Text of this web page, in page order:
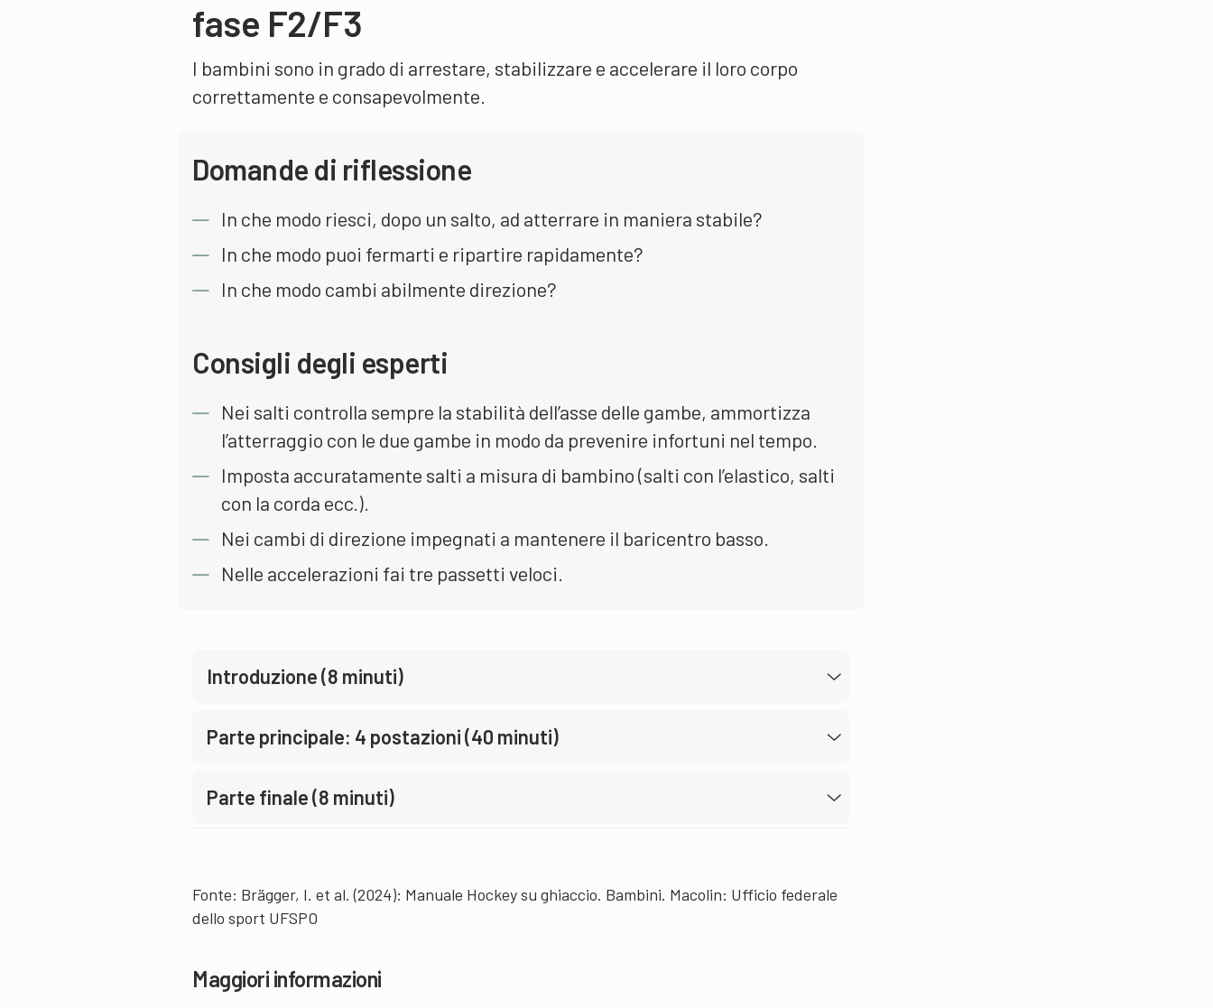
fase F2/F3
I bambini sono in grado di arrestare, stabilizzare e accelerare il loro corpo
correttamente e consapevolmente.
Domande di riflessione
In che modo riesci, dopo un salto, ad atterrare in maniera stabile?
In che modo puoi fermarti e ripartire rapidamente?
In che modo cambi abilmente direzione?
Consigli degli esperti
Nei salti controlla sempre la stabilità dell’asse delle gambe, ammortizza
l’atterraggio con le due gambe in modo da prevenire infortuni nel tempo.
Imposta accuratamente salti a misura di bambino (salti con l’elastico, salti
con la corda ecc.).
Nei cambi di direzione impegnati a mantenere il baricentro basso.
Nelle accelerazioni fai tre passetti veloci.
Introduzione (8 minuti)
Parte principale: 4 postazioni (40 minuti)
Parte finale (8 minuti)
Fonte: Brägger, I. et al. (2024): Manuale Hockey su ghiaccio. Bambini. Macolin: Ufficio federale
dello sport UFSPO
Maggiori informazioni